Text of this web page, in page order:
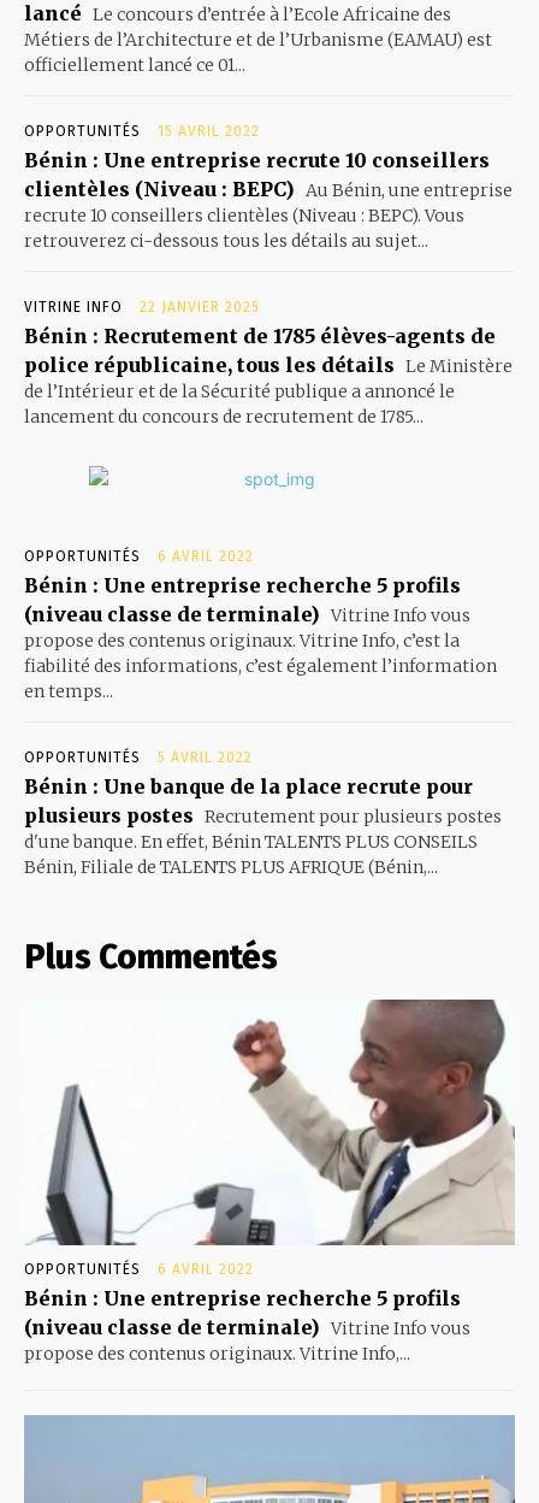
lancé Le concours d’entrée à l’Ecole Africaine des
Métiers de l’Architecture et de l’Urbanisme (EAMAU) est
officiellement lancé ce 01...
OPPORTUNITÉS 15 AVRIL 2022
Bénin : Une entreprise recrute 10 conseillers
clientèles (Niveau : BEPC) Au Bénin, une entreprise
recrute 10 conseillers clientèles (Niveau : BEPC). Vous
retrouverez ci-dessous tous les détails au sujet...
VITRINE INFO 22 JANVIER 2025
Bénin : Recrutement de 1785 élèves-agents de
police républicaine, tous les détails Le Ministère
de l’Intérieur et de la Sécurité publique a annoncé le
lancement du concours de recrutement de 1785...
OPPORTUNITÉS 6 AVRIL 2022
Bénin : Une entreprise recherche 5 profils
(niveau classe de terminale) Vitrine Info vous
propose des contenus originaux. Vitrine Info, c’est la
fiabilité des informations, c’est également l’information
en temps...
OPPORTUNITÉS 5 AVRIL 2022
Bénin : Une banque de la place recrute pour
plusieurs postes Recrutement pour plusieurs postes
d'une banque. En effet, Bénin TALENTS PLUS CONSEILS
Bénin, Filiale de TALENTS PLUS AFRIQUE (Bénin,...
Plus Commentés
OPPORTUNITÉS 6 AVRIL 2022
Bénin : Une entreprise recherche 5 profils
(niveau classe de terminale) Vitrine Info vous
propose des contenus originaux. Vitrine Info,...